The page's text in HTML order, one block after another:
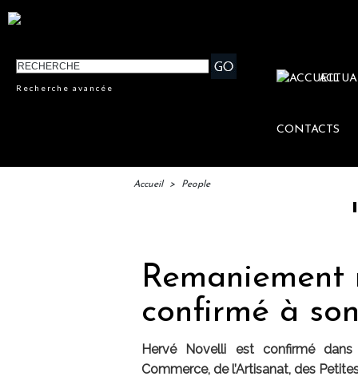
Recherche avancée
CONTACTS
Accueil > People
IFTM
confirmé à
Hervé Novelli est confirmé
Commerce, de l’Artisanat, des